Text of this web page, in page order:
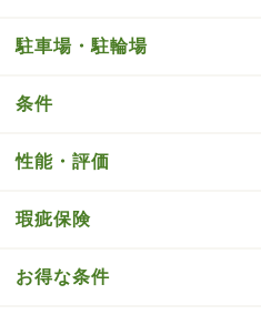
駐車場・駐輪場
条件
性能・評価
瑕疵保険
お得な条件